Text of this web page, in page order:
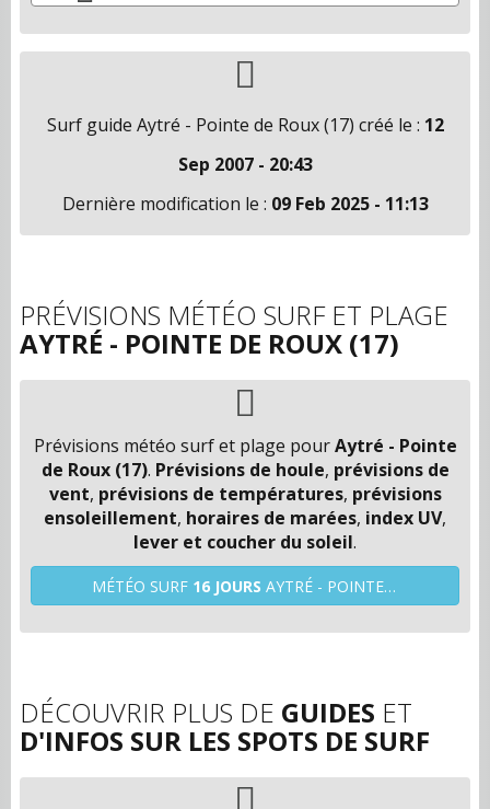
Surf guide Aytré - Pointe de Roux (17) créé le : 12
Sep 2007 - 20:43
Dernière modification le : 09 Feb 2025 - 11:13
PRÉVISIONS MÉTÉO SURF ET PLAGE
AYTRÉ - POINTE DE ROUX (17)
Prévisions météo surf et plage pourAytré - Pointe
de Roux (17). Prévisions de houle, prévisions de
vent, prévisions de températures, prévisions
ensoleillement, horaires de marées, index UV,
lever et coucher du soleil.
MÉTÉO SURF 16 JOURS AYTRÉ - POINTE DE ROUX (17)
DÉCOUVRIR PLUS DE GUIDES ET
D'INFOS SUR LES SPOTS DE SURF